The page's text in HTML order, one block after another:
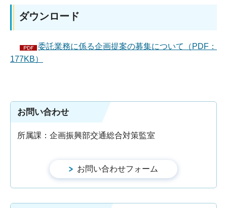
ダウンロード
委託業務に係る企画提案の募集について（PDF：
177KB）
お問い合わせ
所属課：企画振興部交通総合対策監室